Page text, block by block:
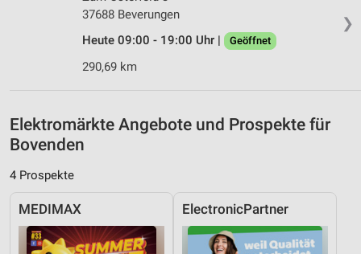
❯
37688 Beverungen
Heute 09:00 - 19:00 Uhr |
Geöffnet
290,69 km
Elektromärkte Angebote und Prospekte für
Bovenden
4 Prospekte
MEDIMAX ElectronicPartner
Verwendung reduzierter Daten zur Auswahl von
Verwendung genauer Standortdaten
Informationen identifizieren
Nicht-IAB-Verarbeitungszwecke:
Notwendig
Performance
Funktional